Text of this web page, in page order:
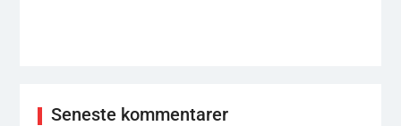
Seneste kommentarer